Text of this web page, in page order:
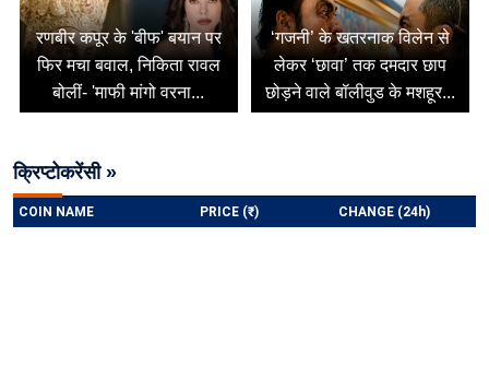
रणबीर कपूर के 'बीफ' बयान पर
फिर मचा बवाल, निकिता रावल
बोलीं- 'माफी मांगो वरना...
‘गजनी’ के खतरनाक विलेन से
लेकर ‘छावा’ तक दमदार छाप
छोड़ने वाले बॉलीवुड के मशहूर...
क्रिप्टोकरेंसी »